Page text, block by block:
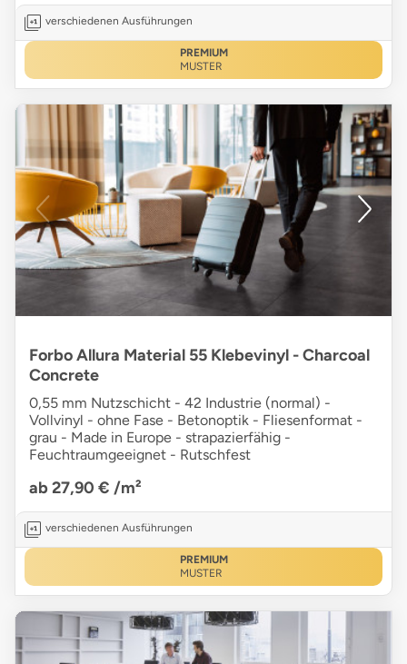
verschiedenen Ausführungen
PREMIUM
MUSTER
Forbo Allura Material 55 Klebevinyl - Charcoal
Concrete
0,55 mm Nutzschicht - 42 Industrie (normal) -
Vollvinyl - ohne Fase - Betonoptik - Fliesenformat -
grau - Made in Europe - strapazierfähig -
Feuchtraumgeeignet - Rutschfest
ab 27,90 € /m²
verschiedenen Ausführungen
PREMIUM
MUSTER